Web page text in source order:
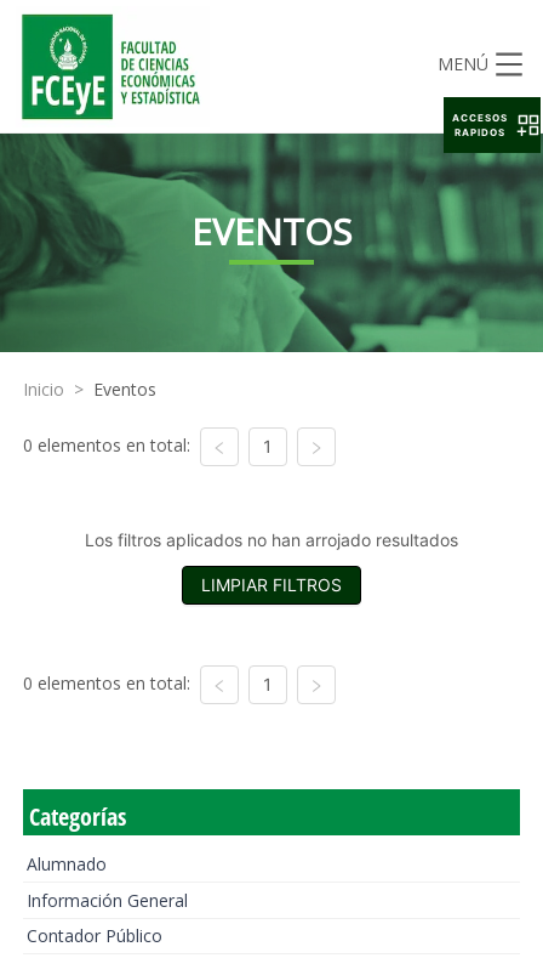
MENÚ
EVENTOS
Inicio > Eventos
0 elementos en total: 1
Los filtros aplicados no han arrojado resultados
LIMPIAR FILTROS
0 elementos en total: 1
Categorías
Alumnado
Información General
Contador Público
ACCESOS
RAPIDOS